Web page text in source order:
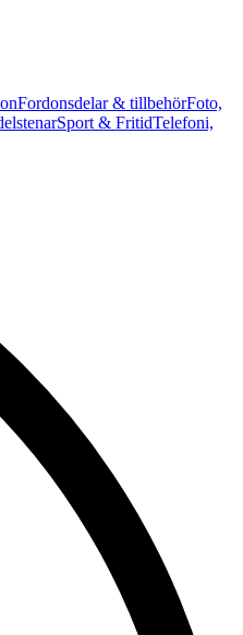
Fordonsdelar & tillbehörFoto,
Sport & FritidTelefoni,